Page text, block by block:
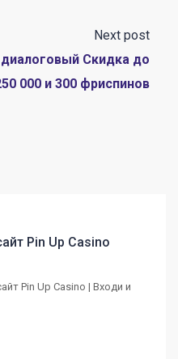
Next post
Скидка до
000 и 300 фриспинов
Pin Up Casino
Pin Up Casino | Входи и